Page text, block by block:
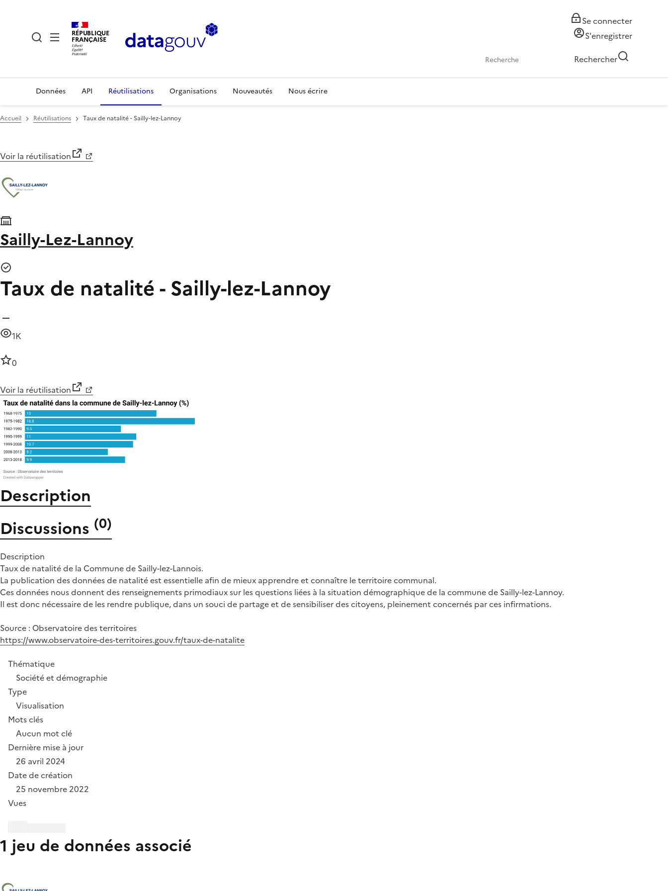
RÉPUBLIQUE
FRANÇAISE
Se connecter
S'enregistrer
Rechercher
Données API Réutilisations Organisations Nouveautés Nous écrire
Accueil Réutilisations Taux de natalité - Sailly-lez-Lannoy
Voir la réutilisation
Sailly-Lez-Lannoy
Taux de natalité - Sailly-lez-Lannoy
1K
0
Voir la réutilisation
Description
Discussions (0)
Description
Taux de natalité de la Commune de Sailly-lez-Lannois.
La publication des données de natalité est essentielle afin de mieux apprendre et connaître le territoire communal.
Ces données nous donnent des renseignements primodiaux sur les questions liées à la situation démographique de la commune de Sailly-lez-Lannoy.
Il est donc nécessaire de les rendre publique, dans un souci de partage et de sensibiliser des citoyens, pleinement concernés par ces infirmations.
Source : Observatoire des territoires
https://www.observatoire-des-territoires.gouv.fr/taux-de-natalite
Thématique
Société et démographie
Type
Visualisation
Mots clés
Aucun mot clé
Dernière mise à jour
26 avril 2024
Date de création
25 novembre 2022
Vues
1 jeu de données associé